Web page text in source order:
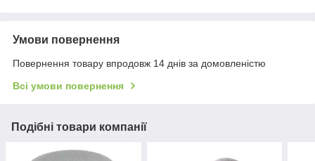
Умови повернення
Повернення товару впродовж 14 днів за домовленістю
Всі умови повернення
Подібні товари компанії